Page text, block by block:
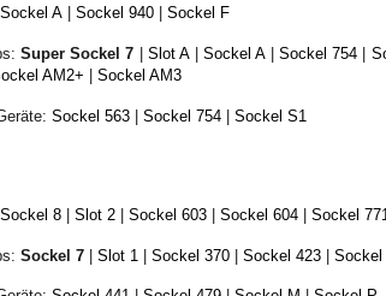
Sockel A Sockel 940 Sockel F
Super Sockel 7 Slot A| Sockel A |Sockel 754
AM2+ Sockel AM3
Sockel 563 | Sockel 754 | Sockel S1
Sockel 8 Slot 2 Sockel 603 Sockel 604 Sockel
Sockel 7 Slot 1 Sockel 370 Sockel 423 Sockel